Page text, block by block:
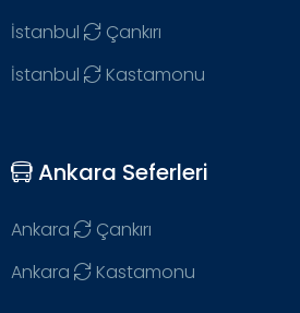
İstanbul
Çankırı
İstanbul
Kastamonu
Ankara Seferleri
Ankara
Çankırı
Ankara
Kastamonu